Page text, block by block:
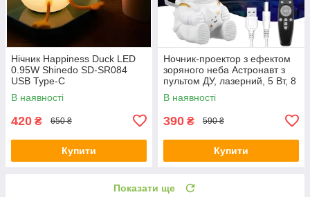
Нічник Happiness Duck LED
0.95W Shinedo SD-SR084
USB Type-C
В наявності
420 ₴ 650 ₴
Купити
Ночник-проектор з ефектом
зоряного неба Астронавт з
пультом ДУ, лазерний, 5 Вт, 8
режимів свічення
В наявності
390 ₴ 590 ₴
Купити
Показати ще